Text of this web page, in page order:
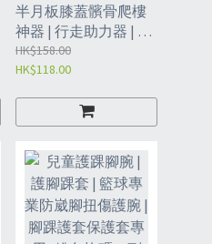
半月板膝蓋髕骨爬樓
神器 | 行走助力器 | 登
山支撐關節輔助護膝 |
外骨骼助力行走器 | 關
動助力器-灰色【2只
裝】均碼(80-200斤)
（LFJ）
HK$158.00
HK$118.00